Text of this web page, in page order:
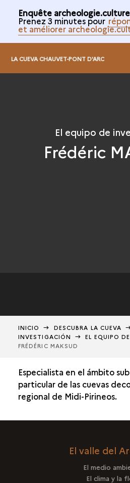
Enquête
Prenez 3 minutes pour
et améliorer
LA CUEVA CHAUVET-PONT D'ARC
El equipo de
Frédéric
INICIO DESCUBRA LA CUEVA
INVESTIGACIÓN
EL EQUIPO
FRÉDÉRIC MAKSUD
Especialista en el ámbito
particular de las cuevas
regional de Midi-Pirineos.
El valle del
El medio
El clima y la